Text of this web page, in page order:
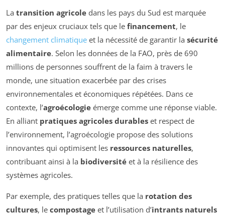
La transition agricole dans les pays du Sud est marquée
par des enjeux cruciaux tels que le financement, le
changement climatique et la nécessité de garantir la sécurité
alimentaire. Selon les données de la FAO, près de 690
millions de personnes souffrent de la faim à travers le
monde, une situation exacerbée par des crises
environnementales et économiques répétées. Dans ce
contexte, l’agroécologie émerge comme une réponse viable.
En alliant pratiques agricoles durables et respect de
l’environnement, l’agroécologie propose des solutions
innovantes qui optimisent les ressources naturelles,
contribuant ainsi à la biodiversité et à la résilience des
systèmes agricoles.
Par exemple, des pratiques telles que la rotation des
cultures, le compostage et l’utilisation d’intrants naturels